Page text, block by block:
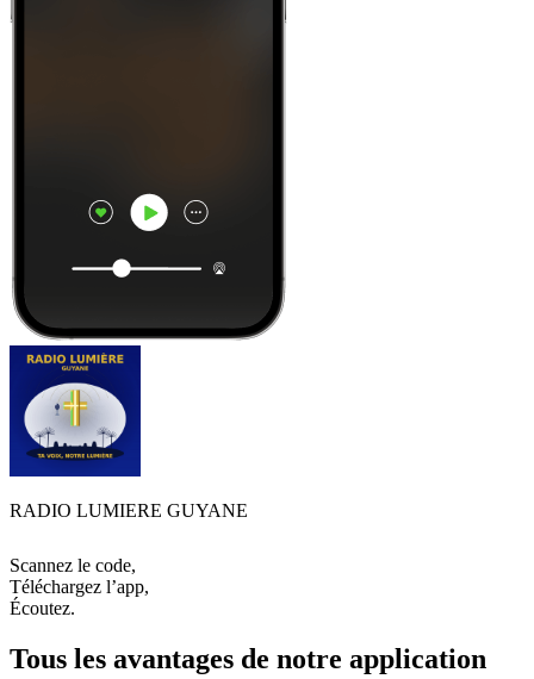
RADIO LUMIERE GUYANE
Scannez le code,
Téléchargez l’app,
Écoutez.
Tous les avantages de notre application